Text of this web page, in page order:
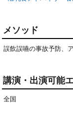
メソッド
誤飲誤嚥の事故予防、
講演・出演可能
全国